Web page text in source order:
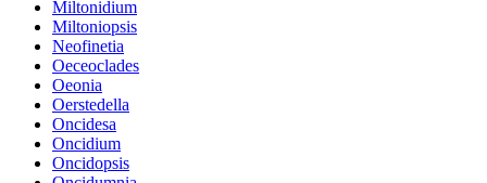
Miltonidium
Miltoniopsis
Neofinetia
Oeceoclades
Oeonia
Oerstedella
Oncidesa
Oncidium
Oncidopsis